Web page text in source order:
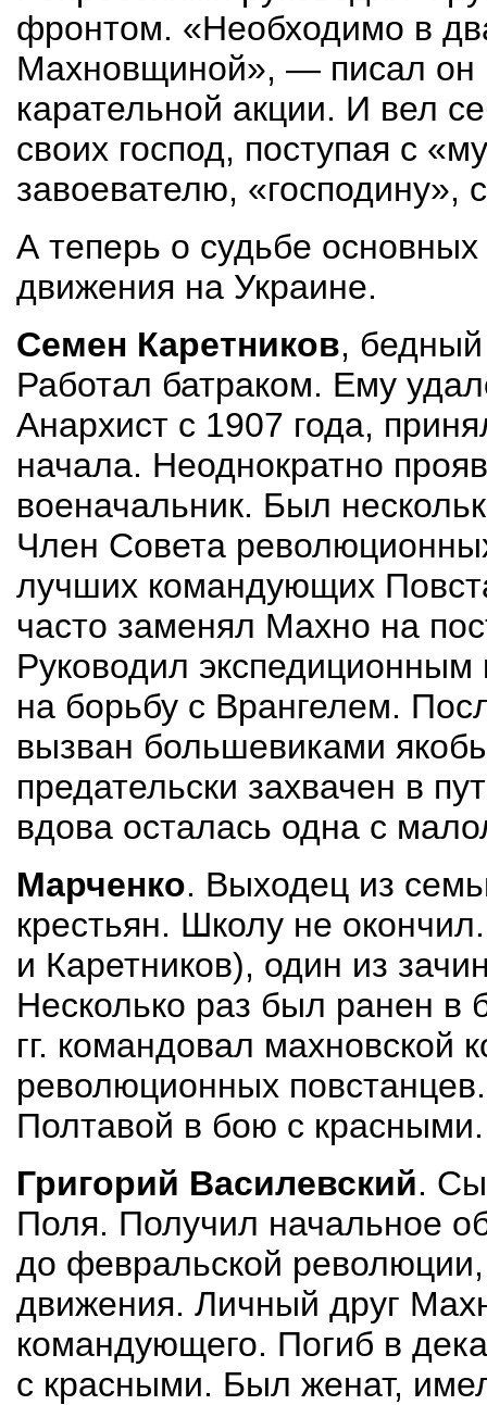
фронтом. «Необходимо в
Махновщиной», — писал он
карательной акции. И вел
своих господ, поступая с
завоевателю, «господину»,
А теперь о судьбе
движения на Украине.
Семен Каретников, бедный
Работал батраком. Ему
Анархист с 1907 года,
начала. Неоднократно
военачальник. Был
Член Совета
лучших командующих
часто заменял Махно на
Руководил
на борьбу с Врангелем.
вызван большевиками
предательски захвачен в
вдова осталась одна с
Марченко. Выходец из
крестьян. Школу не
и Каретников), один из
Несколько раз был ранен в
гг. командовал махновской
революционных
Полтавой в бою с
Григорий Василевский.
Поля. Получил начальное
до февральской революции,
движения. Личный друг
командующего. Погиб в
с красными. Был женат,